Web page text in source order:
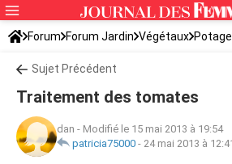
Forum Forum Jardin Végétaux
Sujet Précédent
Traitement des tomates
dan - Modifié le 15 mai 2013 à 19:54
patricia75000 - 24 mai 2013 à